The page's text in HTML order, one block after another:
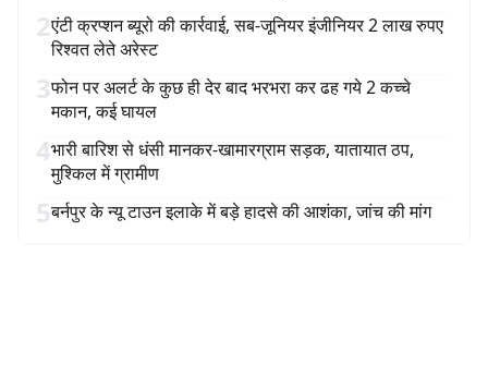
2एंटी क्रप्शन ब्यूरो की कार्रवाई, सब-जूनियर इंजीनियर 2 लाख रुपए
रिश्वत लेते अरेस्ट
3फोन पर अलर्ट के कुछ ही देर बाद भरभरा कर ढह गये 2 कच्चे
मकान, कई घायल
4भारी बारिश से धंसी मानकर-खामारग्राम सड़क, यातायात ठप,
मुश्किल में ग्रामीण
5बर्नपुर के न्यू टाउन इलाके में बड़े हादसे की आशंका, जांच की मांग